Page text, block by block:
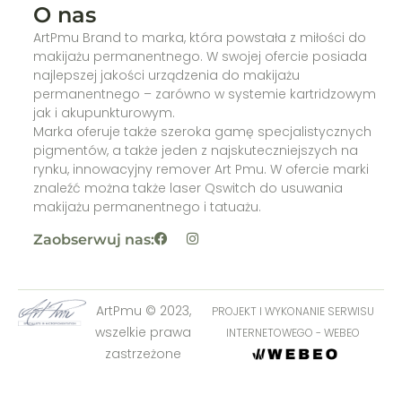
O nas
ArtPmu Brand to marka, która powstała z miłości do
makijażu permanentnego. W swojej ofercie posiada
najlepszej jakości urządzenia do makijażu
permanentnego – zarówno w systemie kartridzowym
jak i akupunkturowym.
Marka oferuje także szeroka gamę specjalistycznych
pigmentów, a także jeden z najskuteczniejszych na
rynku, innowacyjny remover Art Pmu. W ofercie marki
znaleźć można także laser Qswitch do usuwania
makijażu permanentnego i tatuażu.
Zaobserwuj nas:
ArtPmu © 2023,
wszelkie prawa
zastrzeżone
PROJEKT I WYKONANIE SERWISU
INTERNETOWEGO - WEBEO